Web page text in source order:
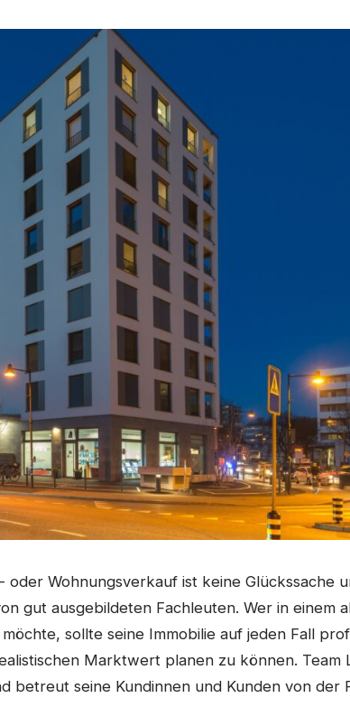
oder Wohnungsverkauf ist keine Glückssache
gut ausgebildeten Fachleuten. Wer in einem
sollte seine Immobilie auf jeden Fall
Marktwert planen zu können. Team
betreut seine Kundinnen und Kunden von der